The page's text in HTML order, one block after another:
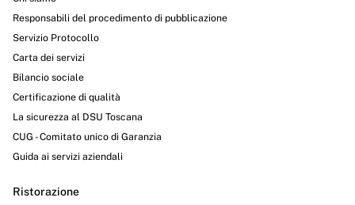
Responsabili del procedimento di pubblicazione
Servizio Protocollo
Carta dei servizi
Bilancio sociale
Certificazione di qualità
La sicurezza al DSU Toscana
CUG - Comitato unico di Garanzia
Guida ai servizi aziendali
Ristorazione